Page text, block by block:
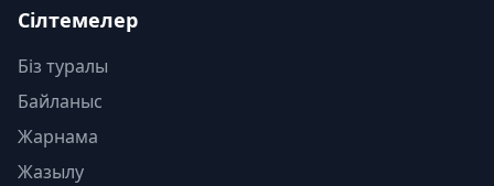
Сілтемелер
Біз туралы
Байланыс
Жарнама
Жазылу